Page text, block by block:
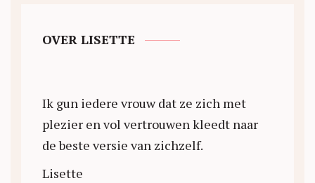
OVER LISETTE
Ik gun iedere vrouw dat ze zich met
plezier en vol vertrouwen kleedt naar
de beste versie van zichzelf.
Lisette